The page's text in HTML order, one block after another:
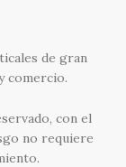
de gran
comercio.
con el
no requiere